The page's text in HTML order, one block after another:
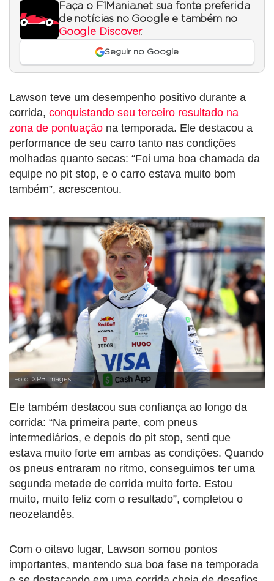
Faça o F1Mania.net sua fonte preferida
de notícias no Google e também no
Google Discover.
Seguir no Google
Lawson teve um desempenho positivo durante a
corrida, conquistando seu terceiro resultado na
zona de pontuação na temporada. Ele destacou a
performance de seu carro tanto nas condições
molhadas quanto secas: “Foi uma boa chamada da
equipe no pit stop, e o carro estava muito bom
também”, acrescentou.
Foto: XPB Images
Ele também destacou sua confiança ao longo da
corrida: “Na primeira parte, com pneus
intermediários, e depois do pit stop, senti que
estava muito forte em ambas as condições. Quando
os pneus entraram no ritmo, conseguimos ter uma
segunda metade de corrida muito forte. Estou
muito, muito feliz com o resultado”, completou o
neozelandês.
Com o oitavo lugar, Lawson somou pontos
importantes, mantendo sua boa fase na temporada